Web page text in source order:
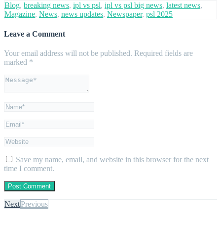
Blog, breaking news, ipl vs psl, ipl vs psl big news, latest news,
Magazine, News, news updates, Newspaper, psl 2025
Leave a Comment
Your email address will not be published. Required fields are
marked *
Save my name, email, and website in this browser for the next
time I comment.
NextPrevious